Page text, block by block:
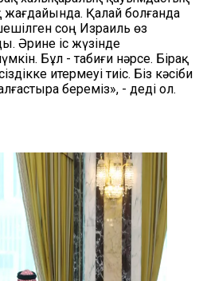
жағдайында. Қалай болғанда
соң Израиль өз
Әрине іс жүзінде
Бұл - табиғи нәрсе. Бірақ
итермеуі тиіс. Біз кәсіби
береміз», - деді ол.